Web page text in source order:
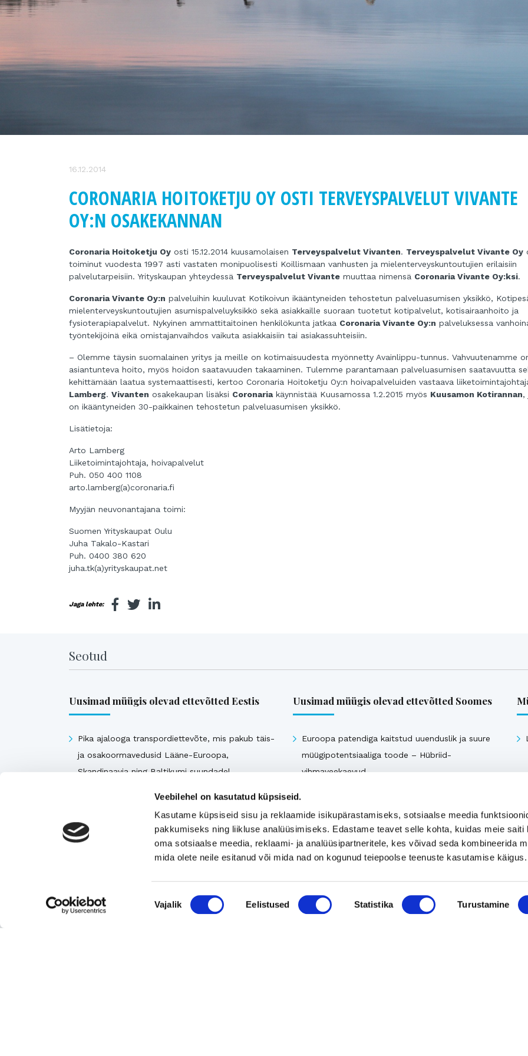
Veebilehel on kasutatud küpsiseid.
Kasutame küpsiseid sisu ja reklaamide isikupärastamiseks, sotsiaalse meedia
pakkumiseks ning liikluse analüüsimiseks. Edastame teavet selle kohta, kuidas meie saiti
oma sotsiaalse meedia, reklaami- ja analüüsipartneritele, kes võivad seda kombineerida
mida olete neile esitanud või mida nad on kogunud teiepoolse teenuste kasutamise käigus.
Nõusoleku
valik
Vajalik Eelistused Statistika Turustamine
16.12.2014
CORONARIA HOITOKETJU OY OSTI TERVEYSPALVELUT VIVANTE
OY:N OSAKEKANNAN
Coronaria Hoitoketju Oy osti 15.12.2014 kuusamolaisen Terveyspalvelut Vivanten. Terveyspalvelut Vivante Oy
toiminut vuodesta 1997 asti vastaten monipuolisesti Koillismaan vanhusten ja mielenterveyskuntoutujien erilaisiin
palvelutarpeisiin. Yrityskaupan yhteydessä Terveyspalvelut Vivante muuttaa nimensä Coronaria Vivante Oy:ksi.
Coronaria Vivante Oy:n palveluihin kuuluvat Kotikoivun ikääntyneiden tehostetun palveluasumisen yksikkö,
mielenterveyskuntoutujien asumispalveluyksikkö sekä asiakkaille suoraan tuotetut kotipalvelut, kotisairaanhoito ja
fysioterapiapalvelut. Nykyinen ammattitaitoinen henkilökunta jatkaa Coronaria Vivante Oy:n palveluksessa
työntekijöinä eikä omistajanvaihdos vaikuta asiakkaisiin tai asiakassuhteisiin.
– Olemme täysin suomalainen yritys ja meille on kotimaisuudesta myönnetty Avainlippu-tunnus. Vahvuutenamme
asiantunteva hoito, myös hoidon saatavuuden takaaminen. Tulemme parantamaan palveluasumisen saatavuutta
kehittämään laatua systemaattisesti, kertoo Coronaria Hoitoketju Oy:n hoivapalveluiden vastaava
Lamberg. Vivanten osakekaupan lisäksi Coronariakäynnistää Kuusamossa 1.2.2015 myös Kuusamon Kotirannan,
on ikääntyneiden 30-paikkainen tehostetun palveluasumisen yksikkö.
Lisätietoja:
Arto Lamberg
Liiketoimintajohtaja, hoivapalvelut
Puh. 050 400 1108
arto.lamberg(a)coronaria.fi
Myyjän neuvonantajana toimi:
Suomen Yrityskaupat Oulu
Juha Takalo-Kastari
Puh. 0400 380 620
juha.tk(a)yrityskaupat.net
Jaga lehte:
Seotud
Uusimad müügis olevad ettevõtted Eestis
Pika ajalooga transpordiettevõte, mis pakub täis-
ja osakoormavedusid Lääne-Euroopa,
Skandinaavia ning Baltikumi suundadel.
Eesti moebränd, mis pakub kvaliteetseid ja
ainulaadseid naisterõivaid.
Tugeva turupositsiooniga 3D printimise ja
tekstiilkompensaatorite projekteerija ja tootja.
Uusimad müügis olevad ettevõtted Soomes
Euroopa patendiga kaitstud uuenduslik ja suure
müügipotentsiaaliga toode – Hübriid-
vihmaveekaevud.
Vaata kõiki